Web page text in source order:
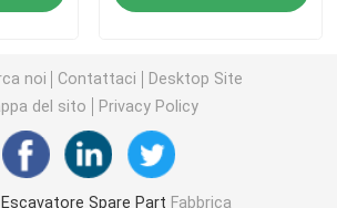
del compressore d'aria
del carburante diesel
noi Contattaci
Desktop Site
del sito
Privacy Policy
Escavatore Spare Part Fabbrica